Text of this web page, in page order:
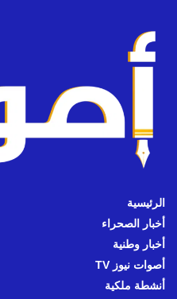
الرئيسية
أخبار الصحراء
أخبار وطنية
أصوات نيوز TV
أنشطة ملكية